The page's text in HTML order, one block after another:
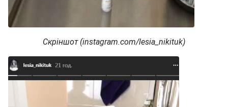
Скріншот (instagram.com/lesia_nikituk)